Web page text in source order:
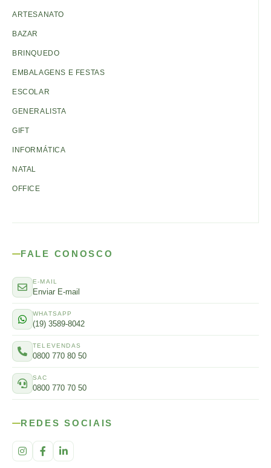
ARTESANATO
BAZAR
BRINQUEDO
EMBALAGENS E FESTAS
ESCOLAR
GENERALISTA
GIFT
INFORMÁTICA
NATAL
OFFICE
FALE CONOSCO
E-MAIL
Enviar E-mail
WHATSAPP
(19) 3589-8042
TELEVENDAS
0800 770 80 50
SAC
0800 770 70 50
REDES SOCIAIS